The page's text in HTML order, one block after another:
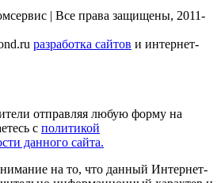
| Все права защищены, 2011-
разработка сайтов и интернет-
отправляя любую форму на
с политикой
данного сайта.
на то, что данный Интернет-